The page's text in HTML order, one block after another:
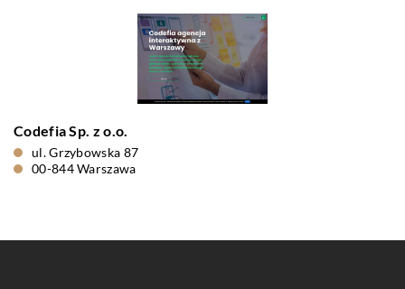
Codefia Sp. z o.o.
ul. Grzybowska 87
00-844 Warszawa